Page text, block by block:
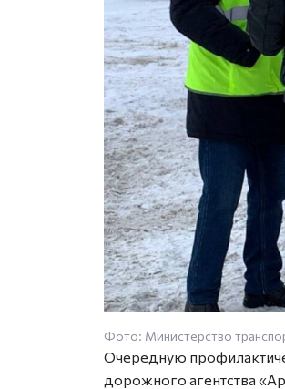
Фото: Министерство
Очередную
дорожного агентства